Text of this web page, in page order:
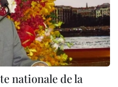
nationale de la